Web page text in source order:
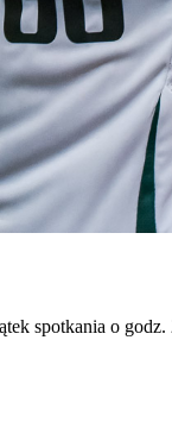
spotkania o godz.